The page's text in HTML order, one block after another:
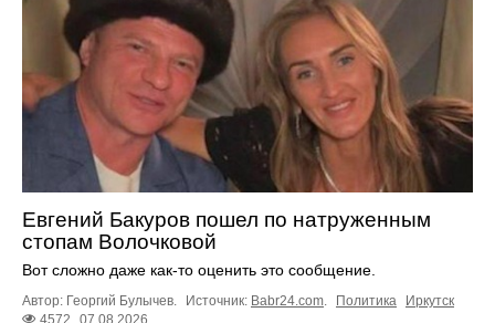
Евгений Бакуров пошел по натруженным
стопам Волочковой
Вот сложно даже как-то оценить это сообщение.
Автор: Георгий Булычев. Источник: Babr24.com. Политика
Иркутск
4572
07.08.2026